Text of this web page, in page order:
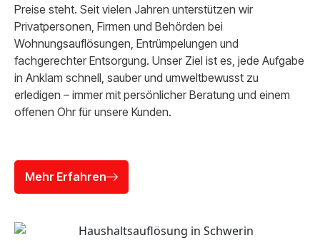
Preise steht. Seit vielen Jahren unterstützen wir
Privatpersonen, Firmen und Behörden bei
Wohnungsauflösungen, Entrümpelungen und
fachgerechter Entsorgung. Unser Ziel ist es, jede Aufgabe
in Anklam schnell, sauber und umweltbewusst zu
erledigen – immer mit persönlicher Beratung und einem
offenen Ohr für unsere Kunden.
Mehr Erfahren